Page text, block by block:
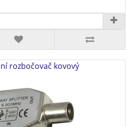
rozbočovač kovový